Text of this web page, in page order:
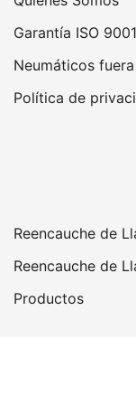
Garantía ISO 9001
Neumáticos
Política de
Reencauche de
Reencauche de
Productos